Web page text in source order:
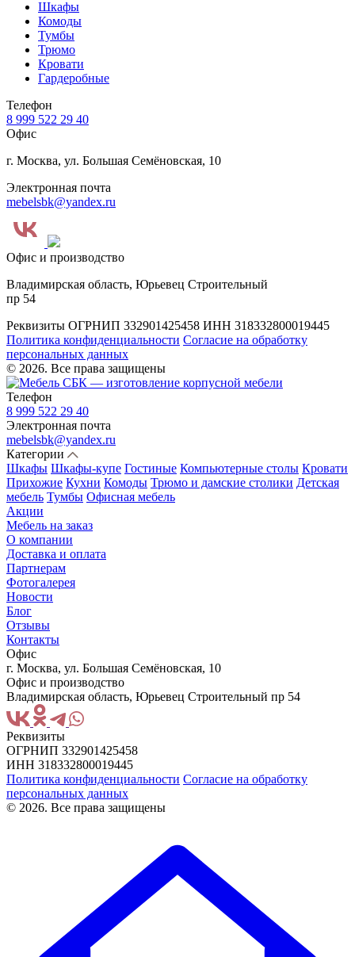
Шкафы
Комоды
Тумбы
Трюмо
Кровати
Гардеробные
Телефон
8 999 522 29 40
Офис
г. Москва, ул. Большая Семёновская, 10
Электронная почта
mebelsbk@yandex.ru
Офис и производство
Владимирская область, Юрьевец Строительный
пр 54
Реквизиты ОГРНИП 332901425458 ИНН 318332800019445
Политика конфиденциальности Согласие на обработку
персональных данных
© 2026. Все права защищены
Телефон
8 999 522 29 40
Электронная почта
mebelsbk@yandex.ru
Категории
Шкафы Шкафы-купе Гостиные Компьютерные столы Кровати
Прихожие Кухни Комоды Трюмо и дамские столики Детская
мебель Тумбы Офисная мебель
Акции
Мебель на заказ
О компании
Доставка и оплата
Партнерам
Фотогалерея
Новости
Блог
Отзывы
Контакты
Офис
г. Москва, ул. Большая Семёновская, 10
Офис и производство
Владимирская область, Юрьевец Строительный пр 54
Реквизиты
ОГРНИП 332901425458
ИНН 318332800019445
Политика конфиденциальности Согласие на обработку
персональных данных
© 2026. Все права защищены